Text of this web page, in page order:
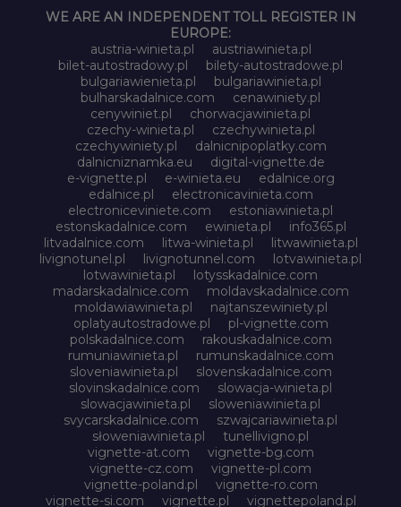
WE ARE AN INDEPENDENT TOLL REGISTER IN
EUROPE:
austria-winieta.pl
austriawinieta.pl
bilet-autostradowy.pl
bilety-autostradowe.pl
bulgariawienieta.pl
bulgariawinieta.pl
bulharskadalnice.com
cenawiniety.pl
cenywiniet.pl
chorwacjawinieta.pl
czechy-winieta.pl
czechywinieta.pl
czechywiniety.pl
dalnicnipoplatky.com
dalnicniznamka.eu
digital-vignette.de
e-vignette.pl
e-winieta.eu
edalnice.org
edalnice.pl
electronicavinieta.com
electroniceviniete.com
estoniawinieta.pl
estonskadalnice.com
ewinieta.pl
info365.pl
litvadalnice.com
litwa-winieta.pl
litwawinieta.pl
livignotunel.pl
livignotunnel.com
lotvawinieta.pl
lotwawinieta.pl
lotysskadalnice.com
madarskadalnice.com
moldavskadalnice.com
moldawiawinieta.pl
najtanszewiniety.pl
oplatyautostradowe.pl
pl-vignette.com
polskadalnice.com
rakouskadalnice.com
rumuniawinieta.pl
rumunskadalnice.com
sloveniawinieta.pl
slovenskadalnice.com
slovinskadalnice.com
slowacja-winieta.pl
slowacjawinieta.pl
sloweniawinieta.pl
svycarskadalnice.com
szwajcariawinieta.pl
słoweniawinieta.pl
tunellivigno.pl
vignette-at.com
vignette-bg.com
vignette-cz.com
vignette-pl.com
vignette-poland.pl
vignette-ro.com
vignette-si.com
vignette.pl
vignettepoland.pl